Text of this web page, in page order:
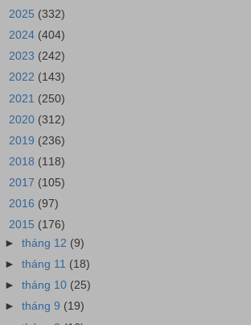
2025 (332)
2024 (404)
2023 (242)
2022 (143)
2021 (250)
2020 (312)
2019 (236)
2018 (118)
2017 (105)
2016 (97)
2015 (176)
►tháng 12 (9)
►tháng 11 (18)
►tháng 10 (25)
►tháng 9 (19)